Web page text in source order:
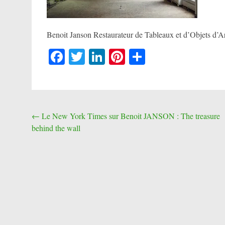
Benoit Janson Restaurateur de Tableaux et d’Objets
Facebook
TwitterLinkedIn
Pinterest
Post
navigation
← Le New York Times sur Benoit JANSON : The treasure
behind the wall